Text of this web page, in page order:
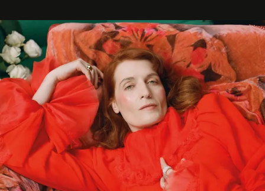
importa si no lo entienden’”, confiesa.